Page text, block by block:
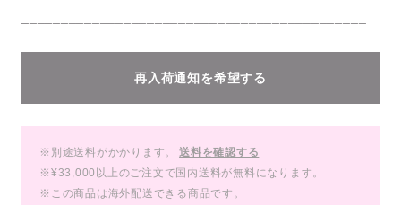
再入荷通知を希望する
※別途送料がかかります。
送料を確認する
※¥33,000以上のご注文で国内送料が無料になります。
※この商品は海外配送できる商品です。